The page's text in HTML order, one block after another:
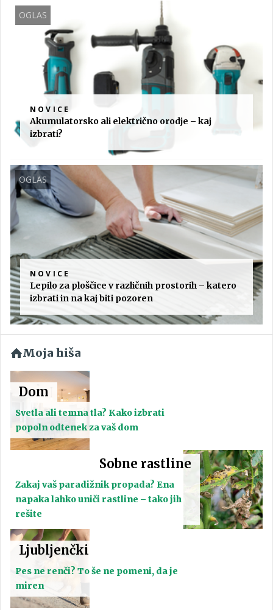
OGLAS
NOVICE
Akumulatorsko ali električno orodje – kaj
izbrati?
OGLAS
NOVICE
Lepilo za ploščice v različnih prostorih – katero
izbrati in na kaj biti pozoren
Moja hiša
Dom
Svetla ali temna tla? Kako izbrati
popoln odtenek za vaš dom
Sobne rastline
Zakaj vaš paradižnik propada? Ena
napaka lahko uniči rastline – tako jih
rešite
Ljubljenčki
Pes ne renči? To še ne pomeni, da je
miren